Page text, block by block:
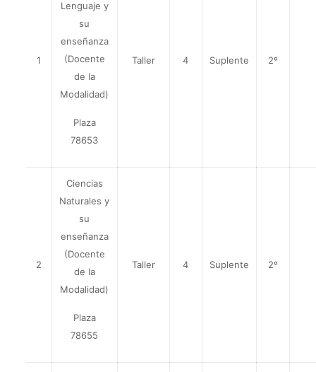
1
Lenguaje y
su
enseñanza
(Docente
de la
Modalidad)
Plaza
78653
Taller 4 Suplente 2º
2
Ciencias
Naturales y
su
enseñanza
(Docente
de la
Modalidad)
Plaza
78655
Taller 4 Suplente 2º